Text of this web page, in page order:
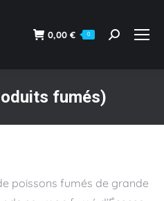
0,00 € 0
Recherche
fumés)
poissons fumés de grande